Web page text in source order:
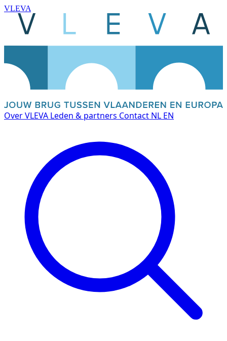
VLEVA
Over VLEVA Leden & partners Contact NL EN